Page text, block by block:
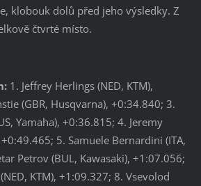
klobouk dolů před jeho výsledky. Z
čtvrté místo.
1. Jeffrey Herlings (NED, KTM),
(GBR, Husqvarna), +0:34.840; 3.
Yamaha), +0:36.815; 4. Jeremy
+0:49.465; 5. Samuele Bernardini (ITA,
Petrov (BUL, Kawasaki), +1:07.056;
KTM), +1:09.327; 8. Vsevolod